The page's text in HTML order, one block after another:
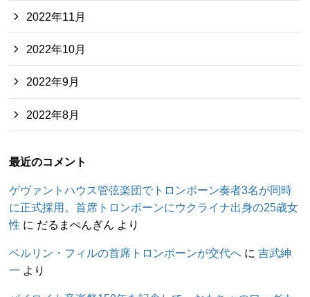
2022年11月
2022年10月
2022年9月
2022年8月
最近のコメント
ゲヴァントハウス管弦楽団でトロンボーン奏者3名が同時
に正式採用。首席トロンボーンにウクライナ出身の25歳女
性 に だるまぺんぎん より
ベルリン・フィルの首席トロンボーンが交代へ に吉武紳
一 より